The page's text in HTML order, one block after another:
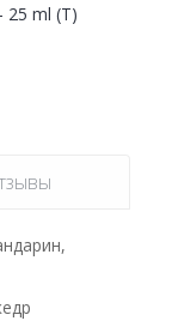
25 ml (T)